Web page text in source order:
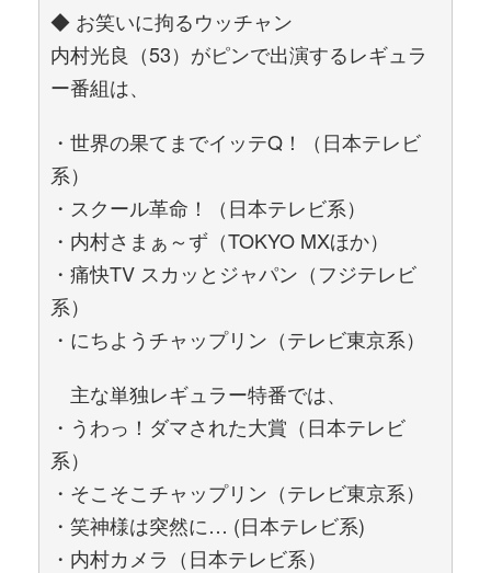
◆ お笑いに拘るウッチャン
内村光良（53）がピンで出演するレギュラ
ー番組は、
・世界の果てまでイッテQ！（日本テレビ
系）
・スクール革命！（日本テレビ系）
・内村さまぁ～ず（TOKYO MXほか）
・痛快TV スカッとジャパン（フジテレビ
系）
・にちようチャップリン（テレビ東京系）
主な単独レギュラー特番では、
・うわっ！ダマされた大賞（日本テレビ
系）
・そこそこチャップリン（テレビ東京系）
・笑神様は突然に… (日本テレビ系)
・内村カメラ（日本テレビ系）